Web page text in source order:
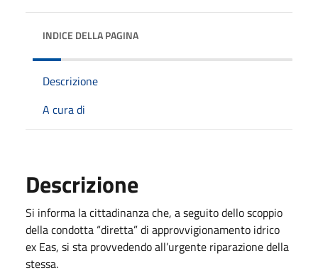
INDICE DELLA PAGINA
Descrizione
A cura di
Descrizione
Si informa la cittadinanza che, a seguito dello scoppio
della condotta “diretta” di approvvigionamento idrico
ex Eas, si sta provvedendo all’urgente riparazione della
stessa.